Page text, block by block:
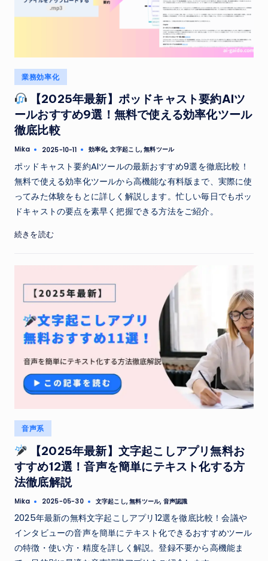
Posted
in
業務効率化
【2025年最新】ポッドキャスト要約AIツ
ールおすすめ9選！無料で使える効率化ツール
徹底比較
Posted
Mika 2025-10-11
Tags: 効率化, 文字起こし,無料ツール
ポッドキャスト要約AIツールの最新おすすめ9選を徹底比較！
無料で使える効率化ツールから高機能な有料版まで、実際に使
ってみた体験をもとに詳しく解説します。忙しい毎日でもポッ
ドキャストの要点を素早く把握できる方法をご紹介。
続きを読む
Posted
in
音声系
【2025年最新】文字起こしアプリ無料お
すすめ12選！音声を簡単にテキスト化する方
法徹底解説
Posted
Mika 2025-05-30
Tags: 文字起こし,無料ツール, 音声認識
2025年最新の無料文字起こしアプリ12選を徹底比較！会議や
インタビューの音声を簡単にテキスト化できるおすすめツール
の特徴・使い方・精度を詳しく解説。登録不要から高機能ま